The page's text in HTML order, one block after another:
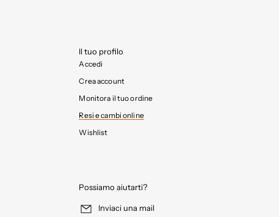
Il tuo profilo
Accedi
Crea account
Monitora il tuo ordine
Resi e cambi online
Wishlist
Possiamo aiutarti?
Inviaci una mail